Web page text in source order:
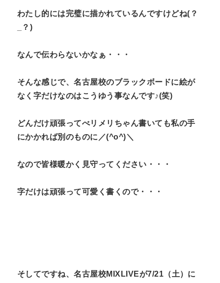
わたし的には完璧に描かれているんですけどね(？
_？)
なんで伝わらないかなぁ・・・
そんな感じで、名古屋校のブラックボードに絵が
なく字だけなのはこうゆう事なんです♪(笑)
どんだけ頑張ってべリメリちゃん書いても私の手
にかかれば別のものに／(^o^)＼
なので皆様暖かく見守ってください・・・
字だけは頑張って可愛く書くので・・・
そしてですね、名古屋校MIXLIVEが7/21（土）に